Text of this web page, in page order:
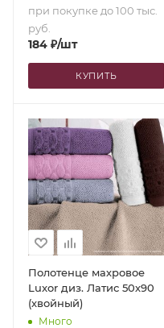
при покупке до 100 тыс.
руб.
184 ₽/шт
КУПИТЬ
Полотенце махровое
Luxor диз. Латис 50х90
(хвойный)
Много